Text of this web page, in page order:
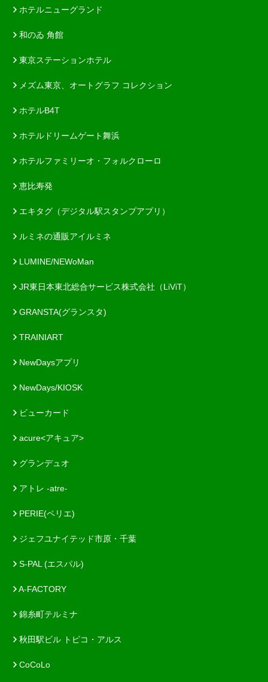
ホテルニューグランド
和のゐ 角館
東京ステーションホテル
メズム東京、オートグラフ コレクション
ホテルB4T
ホテルドリームゲート舞浜
ホテルファミリーオ・フォルクローロ
恵比寿発
エキタグ（デジタル駅スタンプアプリ）
ルミネの通販アイルミネ
LUMINE/NEWoMan
JR東日本東北総合サービス株式会社（LiViT）
GRANSTA(グランスタ)
TRAINIART
NewDaysアプリ
NewDays/KIOSK
ビューカード
acure<アキュア>
グランデュオ
アトレ -atre-
PERIE(ペリエ)
ジェフユナイテッド市原・千葉
S-PAL (エスパル)
A-FACTORY
錦糸町テルミナ
秋田駅ビル トピコ・アルス
CoCoLo